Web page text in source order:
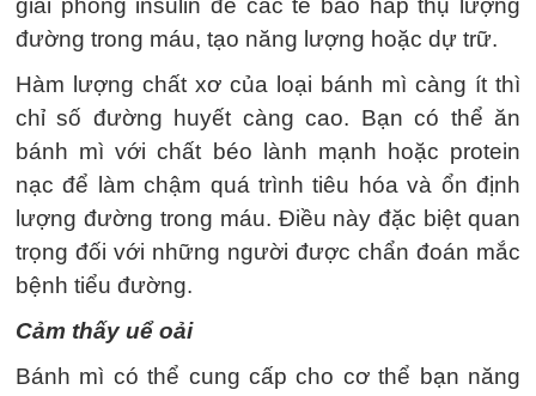
giải phóng insulin để các tế bào hấp thụ lượng
đường trong máu, tạo năng lượng hoặc dự trữ.
Hàm lượng chất xơ của loại bánh mì càng ít thì
chỉ số đường huyết càng cao. Bạn có thể ăn
bánh mì với chất béo lành mạnh hoặc protein
nạc để làm chậm quá trình tiêu hóa và ổn định
lượng đường trong máu. Điều này đặc biệt quan
trọng đối với những người được chẩn đoán mắc
bệnh tiểu đường.
Cảm thấy uể oải
Bánh mì có thể cung cấp cho cơ thể bạn năng